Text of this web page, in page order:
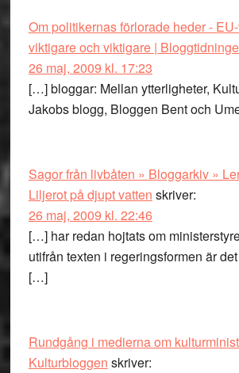
Om politikernas förlorade heder -
viktigare och viktigare |
26 maj, 2009 kl. 17:23
[…] bloggar: Mellan ytterligheter,
Jakobs blogg, Bloggen Bent och
Sagor från livbåten » Bloggarkiv »
Liljerot på djupt vatten skriver:
26 maj, 2009 kl. 22:46
[…] har redan hojtats om
utifrån texten i regeringsformen är
[…]
Rundgång i medierna om
Kulturbloggen skriver: